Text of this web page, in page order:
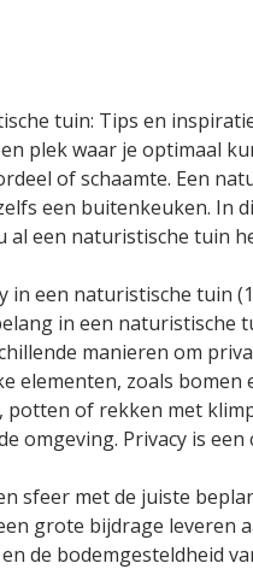
tuin: Tips en
plek waar je optimaal
of schaamte. Een
een buitenkeuken.
al een naturistische tuin
in een naturistische tuin
in een
manieren om
elementen, zoals
potten of rekken met
omgeving. Privacy is
sfeer met de juiste
grote bijdrage leveren
de bodemgesteldheid